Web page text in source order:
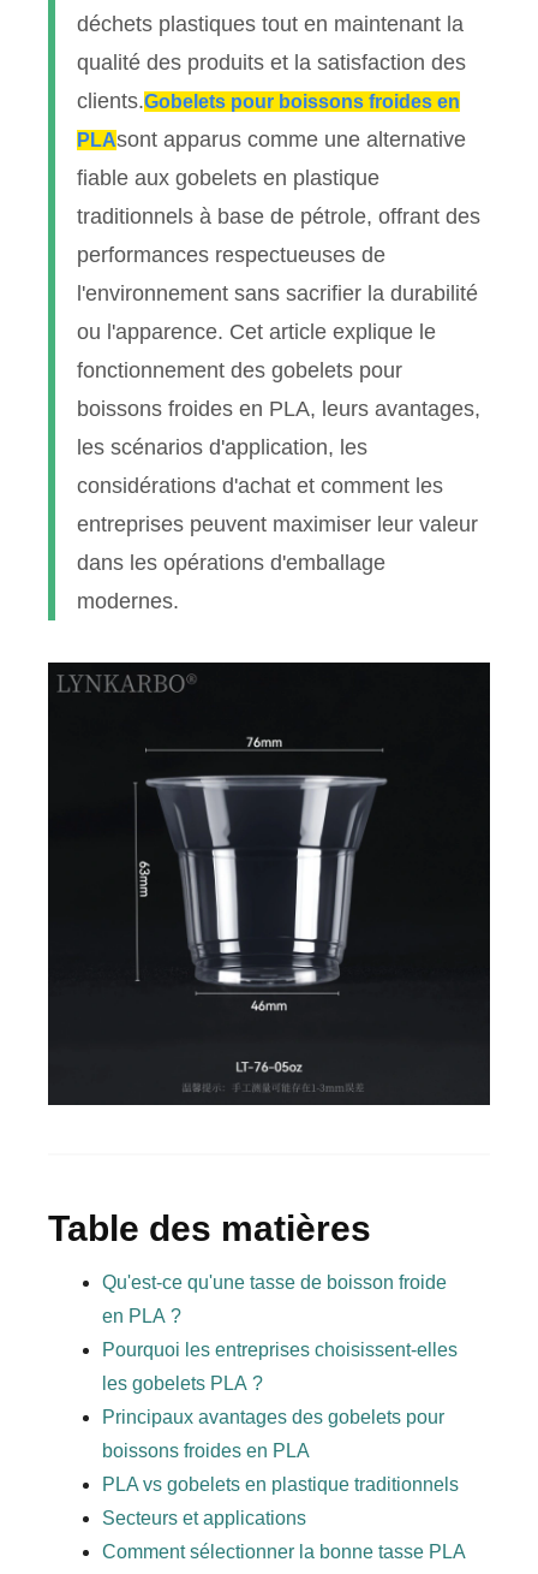
déchets plastiques tout en maintenant la
qualité des produits et la satisfaction des
clients.Gobelets pour boissons froides en
PLAsont apparus comme une alternative
fiable aux gobelets en plastique
traditionnels à base de pétrole, offrant des
performances respectueuses de
l'environnement sans sacrifier la durabilité
ou l'apparence. Cet article explique le
fonctionnement des gobelets pour
boissons froides en PLA, leurs avantages,
les scénarios d'application, les
considérations d'achat et comment les
entreprises peuvent maximiser leur valeur
dans les opérations d'emballage
modernes.
Table des matières
Qu'est-ce qu'une tasse de boisson froide
en PLA ?
Pourquoi les entreprises choisissent-elles
les gobelets PLA ?
Principaux avantages des gobelets pour
boissons froides en PLA
PLA vs gobelets en plastique traditionnels
Secteurs et applications
Comment sélectionner la bonne tasse PLA